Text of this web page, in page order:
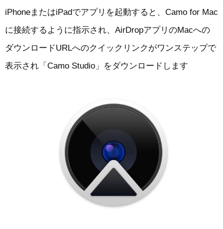
iPhoneまたはiPadでアプリを起動すると、Camo for Mac
に接続するように指示され、AirDropアプリのMacへの
ダウンロードURLへのクイックリンクがワンステップで
表示され「Camo Studio」をダウンロードします